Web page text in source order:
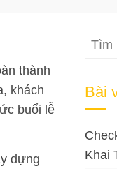
thành
khách
buổi lễ
dựng
Tìm
Bài
Khai